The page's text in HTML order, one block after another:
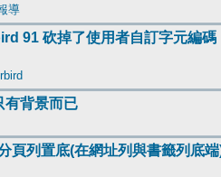
導
91 砍掉了使用者自訂字元編碼
有背景而已
頁列置底(在網址列與書籤列底